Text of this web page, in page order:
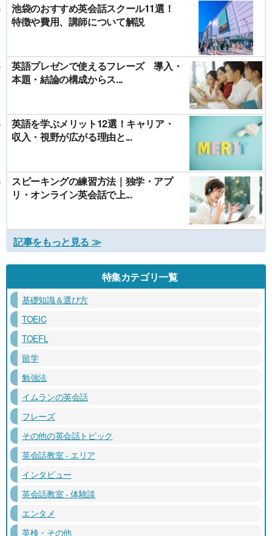
池袋のおすすめ英会話スクール11選！
特徴や費用、講師について解説
英語プレゼンで使えるフレーズ 導入・
本題・結論の構成からス...
英語を学ぶメリット12選！キャリア・
収入・視野が広がる理由と...
スピーキングの練習方法｜独学・アプ
リ・オンライン英会話で上...
記事をもっと見る ≫
特集カテゴリ一覧
基礎知識＆選び方
TOEIC
TOEFL
留学
勉強法
イムランの英会話
フレーズ
その他の英会話トピック
英会話教室 - エリア
インタビュー
英会話教室 - 体験談
エンタメ
英検・その他